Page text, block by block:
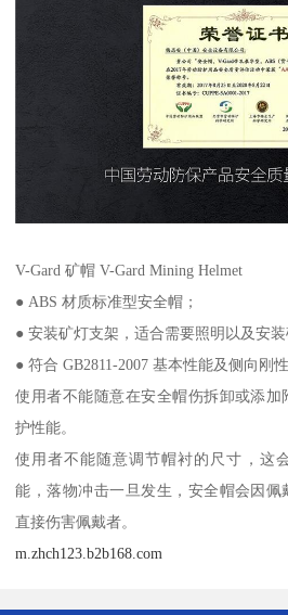
V-Gard 矿帽 V-Gard Mining Helmet
● ABS 材质标准型安全帽；
● 安装矿灯支架，适合需要照明以及安装
● 符合 GB2811-2007 基本性能及侧向刚
使用者不能随意在安全帽伤拆卸或添
护性能。
使用者不能随意调节帽衬的尺寸，这
能，落物冲击一旦发生，安全帽会因
直接伤害佩戴者。
m.zhch123.b2b168.com